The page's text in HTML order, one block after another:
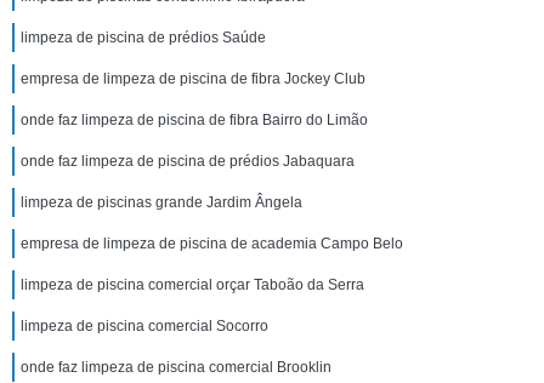
limpeza de piscina de prédios Saúde
empresa de limpeza de piscina de fibra Jockey Club
onde faz limpeza de piscina de fibra Bairro do Limão
onde faz limpeza de piscina de prédios Jabaquara
limpeza de piscinas grande Jardim Ângela
empresa de limpeza de piscina de academia Campo Belo
limpeza de piscina comercial orçar Taboão da Serra
limpeza de piscina comercial Socorro
onde faz limpeza de piscina comercial Brooklin